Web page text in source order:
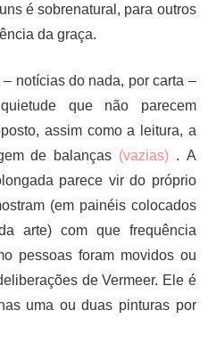
é sobrenatural, para outros
da graça.
notícias do nada, por carta –
que não parecem
assim como a leitura, a
de balanças (vazias). A
parece vir do próprio
(em painéis colocados
arte) com que frequência
pessoas foram movidos ou
de Vermeer. Ele é
uma ou duas pinturas por